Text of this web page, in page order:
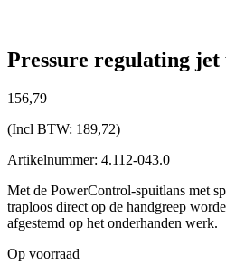
Pressure regulating jet
156,79
(Incl BTW: 189,72)
Artikelnummer: 4.112-043.0
Met de PowerControl-spuitlans met
traploos direct op de handgreep
afgestemd op het onderhanden werk.
Op voorraad